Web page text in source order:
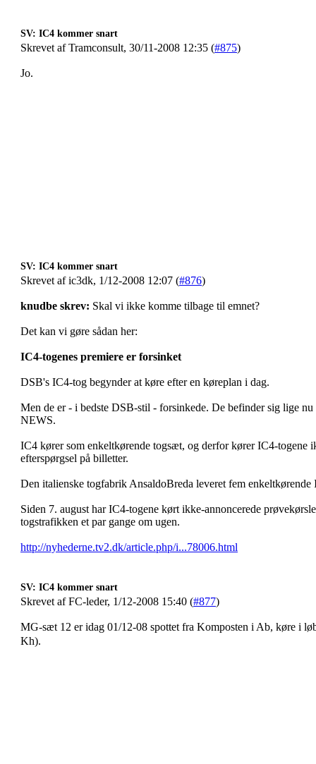
SV: IC4 kommer snart
Skrevet af Tramconsult, 30/11-2008 12:35 (#875)
Jo.
SV: IC4 kommer snart
Skrevet af ic3dk, 1/12-2008 12:07 (#876)
knudbe skrev: Skal vi ikke komme tilbage til emnet?
Det kan vi gøre sådan her:
IC4-togenes premiere er forsinket
DSB's IC4-tog begynder at køre efter en køreplan i dag.
Men de er - i bedste DSB-stil - forsinkede. De befinder sig lige
NEWS.
IC4 kører som enkeltkørende togsæt, og derfor kører IC4-togene
efterspørgsel på billetter.
Den italienske togfabrik AnsaldoBreda leveret fem enkeltkørende
Siden 7. august har IC4-togene kørt ikke-annoncerede
togstrafikken et par gange om ugen.
http://nyhederne.tv2.dk/article.php/i...78006.html
SV: IC4 kommer snart
Skrevet af FC-leder, 1/12-2008 15:40 (#877)
MG-sæt 12 er idag 01/12-08 spottet fra Komposten i Ab, køre i
Kh).